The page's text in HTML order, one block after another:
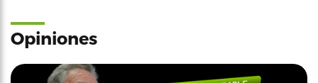
Opiniones